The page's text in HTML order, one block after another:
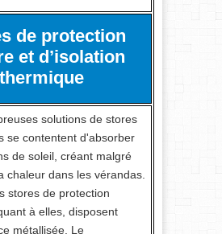
de protection
et d’isolation
thermique
solutions de stores
se contentent d'absorber
de soleil, créant malgré
chaleur dans les vérandas.
stores de protection
à elles, disposent
métallisée. Le